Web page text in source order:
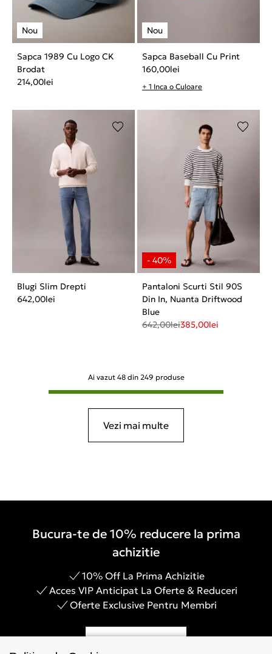
Sapca 1989 Cu Logo CK
Brodat
214,00lei
Sapca Baseball Cu Print
160,00lei
+ 1 Inca o Culoare
Blugi Slim Drepti
642,00lei
Pantaloni Scurti Stil 90S
Din In, Nuanta Driftwood
Blue
642,00lei385,00lei
Ai vazut 48din 249 produse
Vezi mai multe
Bucura-te de 10% reducere la prima
achizitie
10% Off La Prima Achizitie
Acces VIP Anticipat La Oferte & Reduceri
Oferte Exclusive Pentru Membri